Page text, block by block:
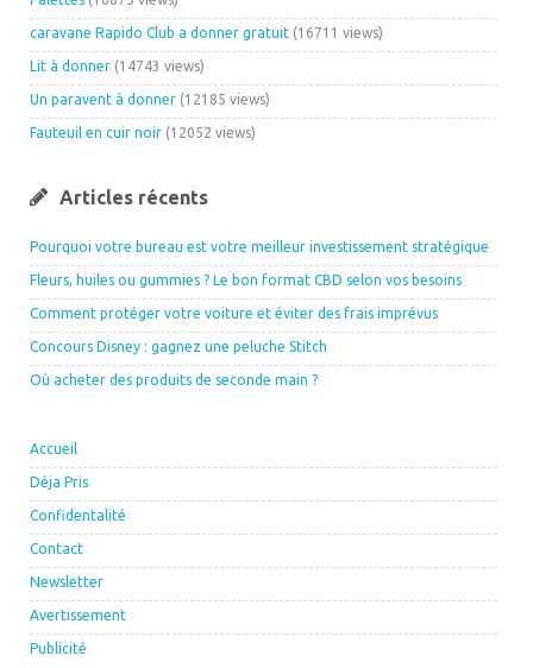
caravane Rapido Club a donner gratuit (16711 views)
Lit à donner (14743 views)
Un paravent à donner (12185 views)
Fauteuil en cuir noir (12052 views)
Articles récents
Pourquoi votre bureau est votre meilleur investissement stratégique
Fleurs, huiles ou gummies ? Le bon format CBD selon vos besoins
Comment protéger votre voiture et éviter des frais imprévus
Concours Disney : gagnez une peluche Stitch
Où acheter des produits de seconde main ?
Accueil
Déja Pris
Confidentalité
Contact
Newsletter
Avertissement
Publicité